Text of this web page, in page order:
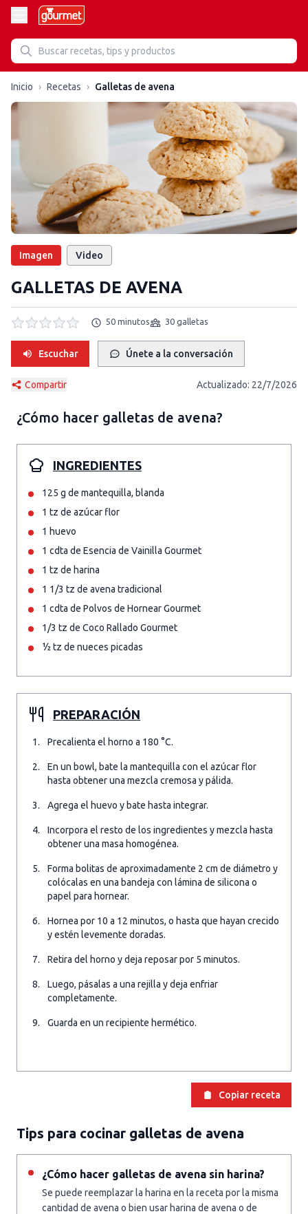
Inicio › Recetas › Galletas de avena
Imagen Video
GALLETAS DE AVENA
50 minutos 30 galletas
Escuchar Únete a la conversación
Compartir Actualizado: 22/7/2026
¿Cómo hacer galletas de avena?
INGREDIENTES
125 g de mantequilla, blanda
1 tz de azúcar flor
1 huevo
1 cdta de Esencia de Vainilla Gourmet
1 tz de harina
1 1/3 tz de avena tradicional
1 cdta de Polvos de Hornear Gourmet
1/3 tz de Coco Rallado Gourmet
½ tz de nueces picadas
PREPARACIÓN
Precalienta el horno a 180 °C.
En un bowl, bate la mantequilla con el azúcar flor
hasta obtener una mezcla cremosa y pálida.
Agrega el huevo y bate hasta integrar.
Incorpora el resto de los ingredientes y mezcla hasta
obtener una masa homogénea.
Forma bolitas de aproximadamente 2 cm de diámetro y
colócalas en una bandeja con lámina de silicona o
papel para hornear.
Hornea por 10 a 12 minutos, o hasta que hayan crecido
y estén levemente doradas.
Retira del horno y deja reposar por 5 minutos.
Luego, pásalas a una rejilla y deja enfriar
completamente.
Guarda en un recipiente hermético.
Copiar receta
Tips para cocinar galletas de avena
¿Cómo hacer galletas de avena sin harina?
Se puede reemplazar la harina en la receta por la misma
cantidad de avena o bien usar harina de avena o de